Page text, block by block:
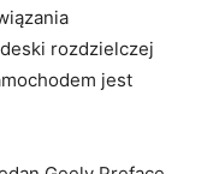
rozdzielczej
jest